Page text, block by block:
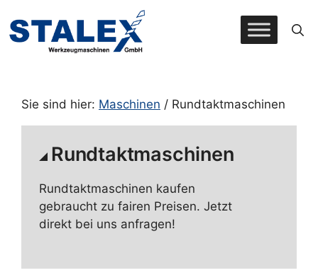
Inhalt
springen
Sie sind hier: Maschinen / Rundtaktmaschinen
Rundtaktmaschinen
Rundtaktmaschinen kaufen
gebraucht zu fairen Preisen. Jetzt
direkt bei uns anfragen!